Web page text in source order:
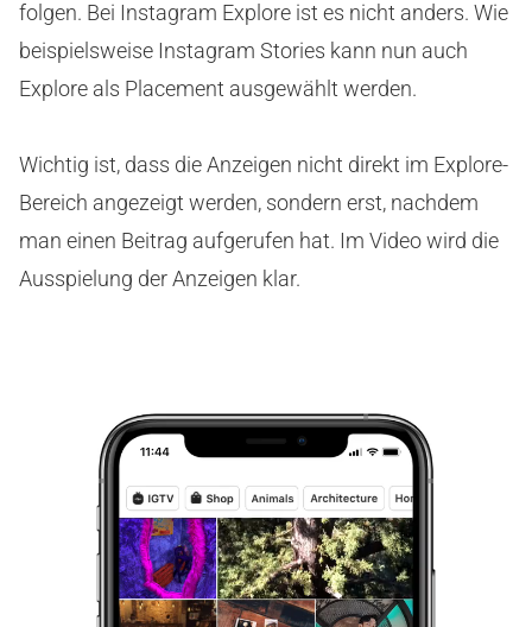
folgen. Bei Instagram Explore ist es nicht anders. Wie
beispielsweise Instagram Stories kann nun auch
Explore als Placement ausgewählt werden.
Wichtig ist, dass die Anzeigen nicht direkt im Explore-
Bereich angezeigt werden, sondern erst, nachdem
man einen Beitrag aufgerufen hat. Im Video wird die
Ausspielung der Anzeigen klar.